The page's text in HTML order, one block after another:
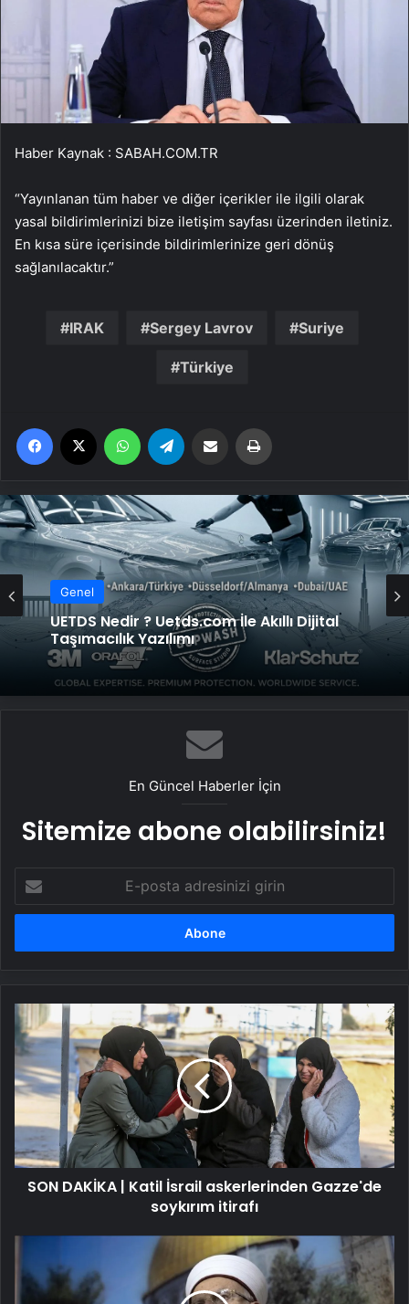
Haber Kaynak : SABAH.COM.TR
“Yayınlanan tüm haber ve diğer içerikler ile ilgili olarak
yasal bildirimlerinizi bize iletişim sayfası üzerinden iletiniz.
En kısa süre içerisinde bildirimlerinize geri dönüş
sağlanılacaktır.”
IRAK Sergey Lavrov Suriye
Türkiye
Facebook WhatsApp Email'den paylaş
Genel
UETDS Nedir ? Uetds.com İle Akıllı Dijital
Taşımacılık Yazılımı
Genel
Datahost İle Güvenilir Sunucu Hizmetleri
En Güncel Haberler İçin
Sitemize abone olabilirsiniz!
posta
adresinizi
DAKİKA
|
Katil
İsrail
askerlerinden
Gazze'de
soykırım
itirafı
SON DAKİKA | Katil İsrail askerlerinden Gazze'de
soykırım itirafı
Aksa